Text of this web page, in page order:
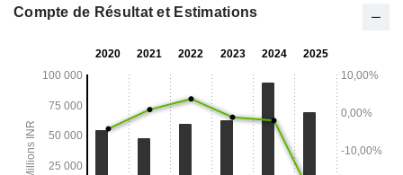
d'information comprennent CNBC-TV18, News18 India,
s'appuie sur des plateformes en ligne couvrant l'actualité,
telles que Moneycontrol, News18.com, CNBCTV18.com et
Firstpost. Ses filiales comprennent notamment Infomedia
Press Limited et Network 18 Media Trust.
Compte de Résultat et Estimations